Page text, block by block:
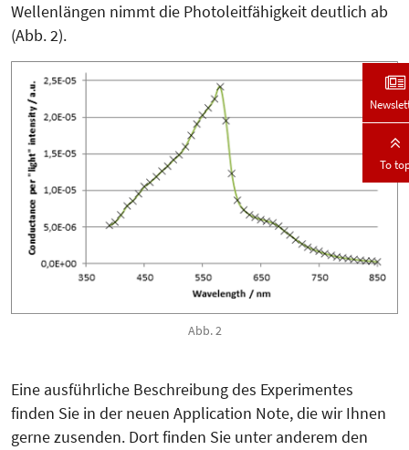
Wellenlängen nimmt die Photoleitfähigkeit deutlich ab
(Abb. 2).
Abb. 2
Eine ausführliche Beschreibung des Experimentes
finden Sie in der neuen Application Note, die wir Ihnen
gerne zusenden. Dort finden Sie unter anderem den
To